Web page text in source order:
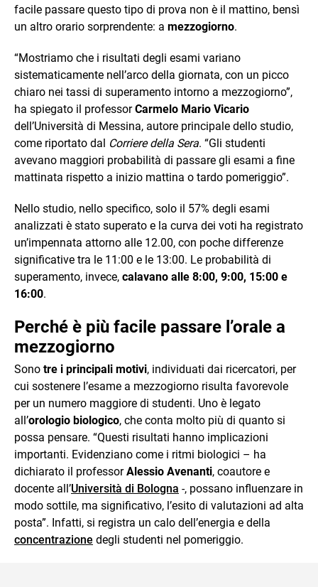
facile passare questo tipo di prova non è il mattino, bensì
un altro orario sorprendente: a mezzogiorno.
“Mostriamo che i risultati degli esami variano
sistematicamente nell’arco della giornata, con un picco
chiaro nei tassi di superamento intorno a mezzogiorno”,
ha spiegato il professorCarmelo Mario Vicario
dell’Università di Messina, autore principale dello studio,
come riportato dal Corriere della Sera. “Gli studenti
avevano maggiori probabilità di passare gli esami a fine
mattinata rispetto a inizio mattina o tardo pomeriggio”.
Nello studio, nello specifico, solo il 57% degli esami
analizzati è stato superato e la curva dei voti ha registrato
un’impennata attorno alle 12.00, con poche differenze
significative tra le 11:00 e le 13:00. Le probabilità di
superamento, invece, calavano alle 8:00, 9:00, 15:00 e
16:00.
Perché è più facile passare l’orale a
mezzogiorno
Sono tre i principali motivi, individuati dai ricercatori, per
cui sostenere l’esame a mezzogiorno risulta favorevole
per un numero maggiore di studenti. Uno è legato
all’orologio biologico, che conta molto più di quanto si
possa pensare. “Questi risultati hanno implicazioni
importanti. Evidenziano come i ritmi biologici – ha
dichiarato il professorAlessio Avenanti, coautore e
docente all’Università di Bologna -, possano influenzare in
modo sottile, ma significativo, l’esito di valutazioni ad alta
posta”. Infatti, si registra un calo dell’energia e della
concentrazione degli studenti nel pomeriggio.